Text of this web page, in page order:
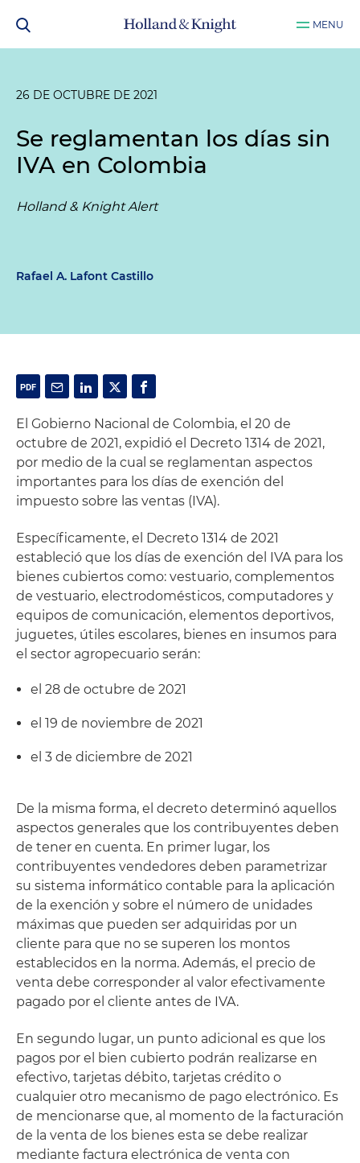
MENU
26 DE OCTUBRE DE 2021
Se reglamentan los días sin
IVA en Colombia
Holland & Knight Alert
Rafael A. Lafont Castillo
El Gobierno Nacional de Colombia, el 20 de
octubre de 2021, expidió el Decreto 1314 de 2021,
por medio de la cual se reglamentan aspectos
importantes para los días de exención del
impuesto sobre las ventas (IVA).
Específicamente, el Decreto 1314 de 2021
estableció que los días de exención del IVA para los
bienes cubiertos como: vestuario, complementos
de vestuario, electrodomésticos, computadores y
equipos de comunicación, elementos deportivos,
juguetes, útiles escolares, bienes en insumos para
el sector agropecuario serán:
el 28 de octubre de 2021
el 19 de noviembre de 2021
el 3 de diciembre de 2021
De la misma forma, el decreto determinó aquellos
aspectos generales que los contribuyentes deben
de tener en cuenta. En primer lugar, los
contribuyentes vendedores deben parametrizar
su sistema informático contable para la aplicación
de la exención y sobre el número de unidades
máximas que pueden ser adquiridas por un
cliente para que no se superen los montos
establecidos en la norma. Además, el precio de
venta debe corresponder al valor efectivamente
pagado por el cliente antes de IVA.
En segundo lugar, un punto adicional es que los
pagos por el bien cubierto podrán realizarse en
efectivo, tarjetas débito, tarjetas crédito o
cualquier otro mecanismo de pago electrónico. Es
de mencionarse que, al momento de la facturación
de la venta de los bienes esta se debe realizar
mediante factura electrónica de venta con